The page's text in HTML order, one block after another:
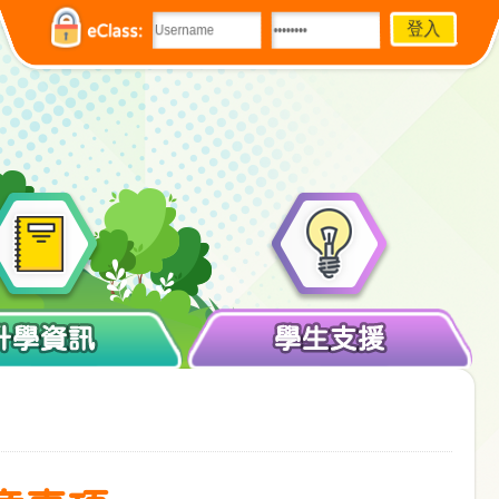
eClass:
學資訊 學生支援